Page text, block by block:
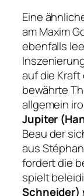
Eine
am Maxim
ebenfalls
auf die
bewährte
allgemein
Jupiter
Beau der
aus
fordert die
spielt
Schneider)